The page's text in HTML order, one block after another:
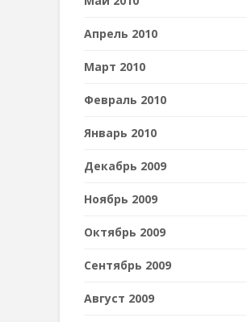
Апрель 2010
Март 2010
Февраль 2010
Январь 2010
Декабрь 2009
Ноябрь 2009
Октябрь 2009
Сентябрь 2009
Август 2009